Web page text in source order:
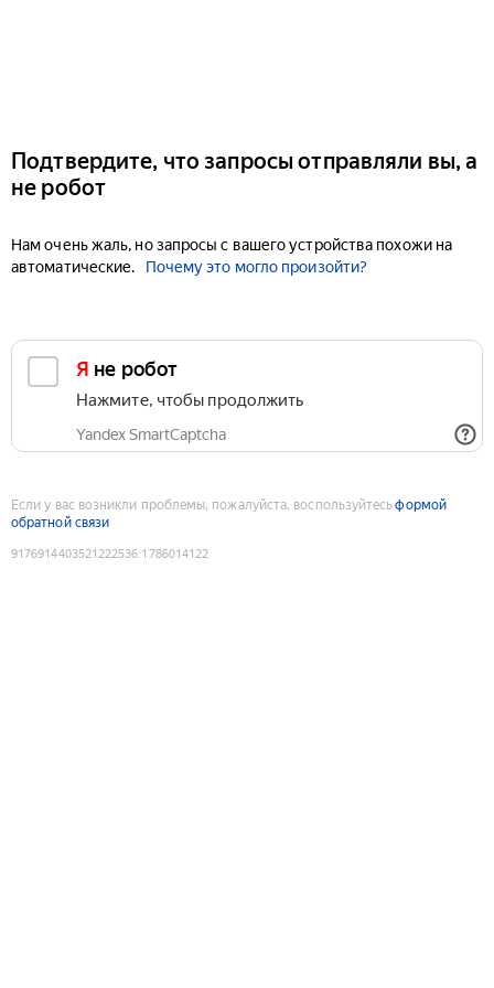
Подтвердите, что запросы отправляли вы, а
не робот
Нам очень жаль, но запросы с вашего устройства похожи на
автоматические.
Почему это могло произойти?
Я не робот
Нажмите, чтобы продолжить
Yandex SmartCaptcha
Если у вас возникли проблемы, пожалуйста, воспользуйтесьформой
обратной связи
9176914403521222536:1786014122